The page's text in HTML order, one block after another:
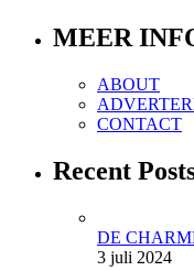
MEER
ABOUT
CONTACT
Recent
DE
3 juli 2024